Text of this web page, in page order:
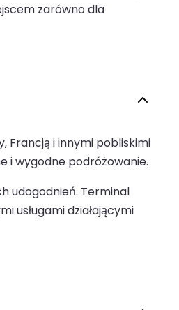
zarówno dla
Francją i innymi pobliskimi
i wygodne podróżowanie.
udogodnień. Terminal
usługami działającymi